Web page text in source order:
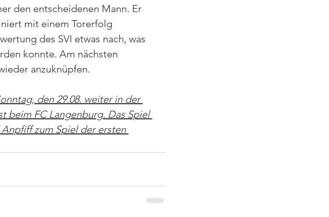
den entscheidenen Mann. Er
mit einem Torerfolg
des SVI etwas nach, was
konnte. Am nächsten
anzuknüpfen.
den 29.08. weiter in der
beim FC Langenburg. Das Spiel
zum Spiel der ersten